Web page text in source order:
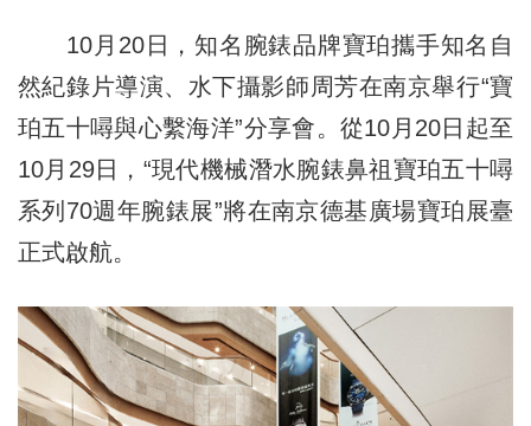
10月20日，知名腕錶品牌寶珀攜手知名自
然紀錄片導演、水下攝影師周芳在南京舉行“寶
珀五十噚與心繫海洋”分享會。從10月20日起至
10月29日，“現代機械潛水腕錶鼻祖寶珀五十噚
系列70週年腕錶展”將在南京德基廣場寶珀展臺
正式啟航。